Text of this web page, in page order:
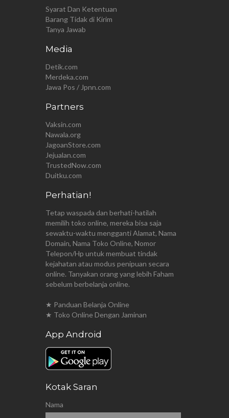
Syarat Dan Ketentuan
Barang Tidak di Kirim
Tanya Jawab
Media
Detik.com
Merdeka.com
Jawa Pos / Jpnn.com
Partners
Vaksin.com
Nawala.org
JagoanStore.com
Jejualan.com
TrustedNow.com
Duitku.com
Perhatian!
Tetap waspada dan berhati-hatilah
memilih toko online, mereka bisa saja
sewaktu-waktu mengganti Alamat, Nama
Domain, Nama Toko Online, Nomor
Telepon/Hp untuk membuat tindak
kejahatan atau modus penipuan secara
online. Tanyakan orang yang lebih Faham
sebelum berbelanja online.
★ Panduan Belanja Online
★ Toko Online Dengan Jaminan
App Android
Kotak Saran
Nama